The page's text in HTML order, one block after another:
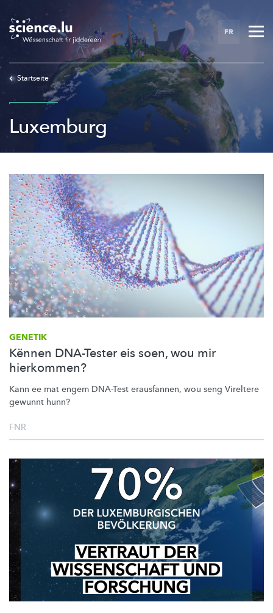
main
content
FR
Startseite
Luxemburg
GENETIK
Kënnen DNA-Tester eis soen, wou mir
hierkommen?
Kann ee mat engem DNA-Test erausfannen, wou seng Vireltere
gewunnt hunn?
FNR